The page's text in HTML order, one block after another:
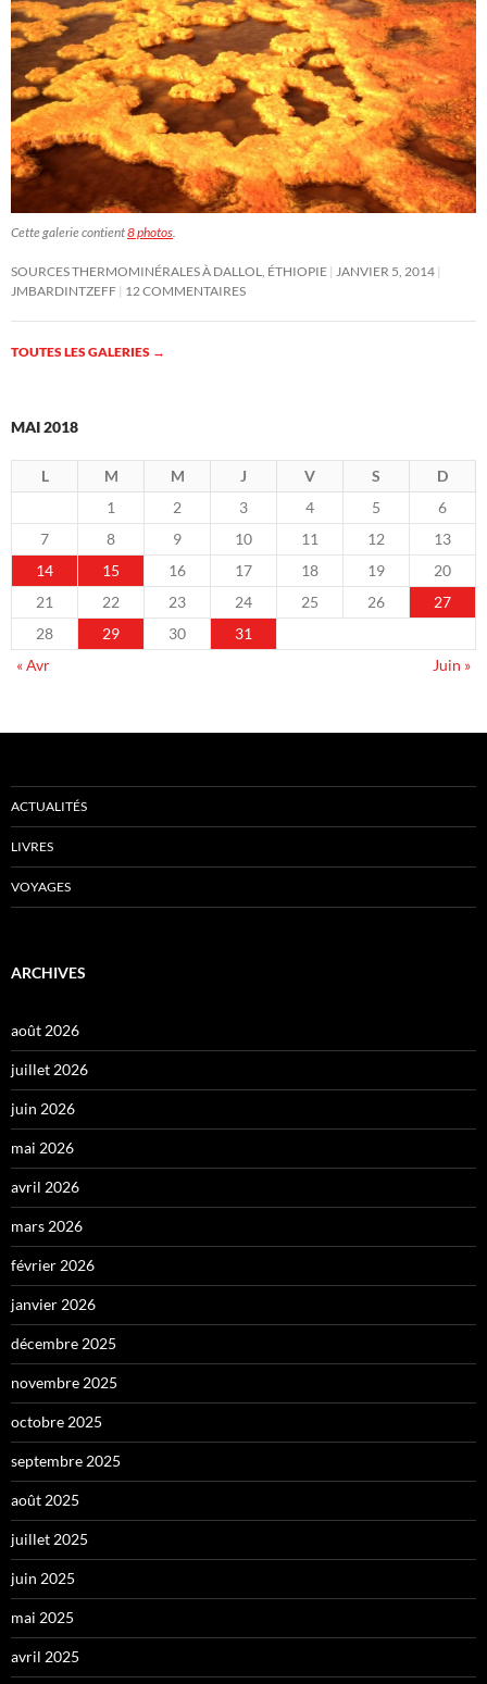
Cette galerie contient8 photos
SOURCES THERMOMINÉRALES À DALLOL, ÉTHIOPIE
JANVIER 5, 2014
JMBARDINTZEFF 12 COMMENTAIRES
TOUTES LES GALERIES →
MAI 2018
L M M J V S
D
1
2 3 4 5
6
7
8 9 10 11 12
13
14
15 16 17 18 19
20
21
22 23 24 25 26
27
28
29 30
31
« Avr
Juin »
ACTUALITÉS
LIVRES
VOYAGES
ARCHIVES
août 2026
juillet 2026
juin 2026
mai 2026
avril 2026
mars 2026
février 2026
janvier 2026
décembre 2025
novembre 2025
octobre 2025
septembre 2025
août 2025
juillet 2025
juin 2025
mai 2025
avril 2025